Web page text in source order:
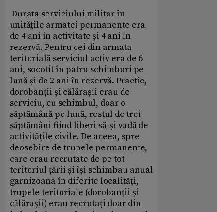
Durata serviciului militar în
unitățile armatei permanente era
de 4 ani în activitate și 4 ani în
rezervă. Pentru cei din armata
teritorială serviciul activ era de 6
ani, socotit în patru schimburi pe
lună și de 2 ani în rezervă. Practic,
dorobanții și călărașii erau de
serviciu, cu schimbul, doar o
săptămână pe lună, restul de trei
săptămâni fiind liberi să-și vadă de
activitățile civile. De aceea, spre
deosebire de trupele permanente,
care erau recrutate de pe tot
teritoriul țării și își schimbau anual
garnizoana în diferite localități,
trupele teritoriale (dorobanții și
călărașii) erau recrutați doar din